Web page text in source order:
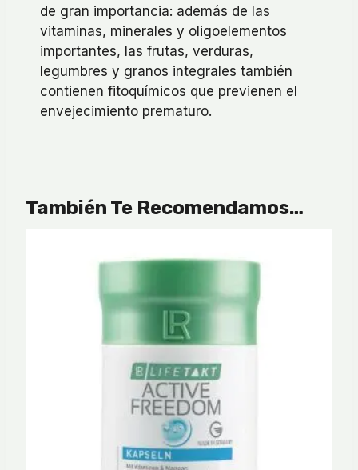
de gran importancia: además de las
vitaminas, minerales y oligoelementos
importantes, las frutas, verduras,
legumbres y granos integrales también
contienen fitoquímicos que previenen el
envejecimiento prematuro.
También Te Recomendamos…